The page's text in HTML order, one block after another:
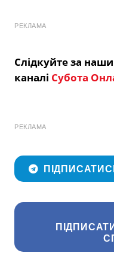
РЕКЛАМА
Слідкуйте за
каналі Субота
РЕКЛАМА